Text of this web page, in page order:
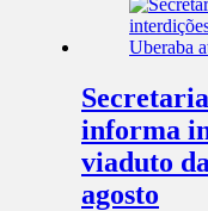
informa
viaduto
agosto